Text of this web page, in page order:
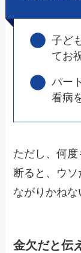
子ど
てお
パー
看病
ただし、何
断ると、ウ
ながりかねな
金欠だと伝